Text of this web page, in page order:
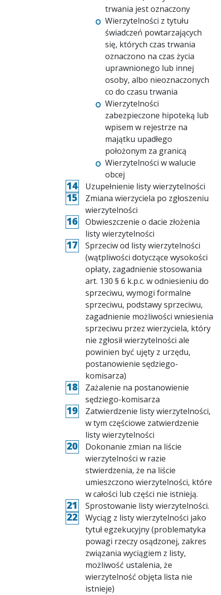
trwania jest oznaczony
Wierzytelności z tytułu
świadczeń powtarzających
się, których czas trwania
oznaczono na czas życia
uprawnionego lub innej
osoby, albo nieoznaczonych
co do czasu trwania
Wierzytelności
zabezpieczone hipoteką lub
wpisem w rejestrze na
majątku upadłego
położonym za granicą
Wierzytelności w walucie
obcej
Uzupełnienie listy wierzytelności
Zmiana wierzyciela po zgłoszeniu
wierzytelności
Obwieszczenie o dacie złożenia
listy wierzytelności
Sprzeciw od listy wierzytelności
(wątpliwości dotyczące wysokości
opłaty, zagadnienie stosowania
art. 130 § 6 k.p.c. w odniesieniu do
sprzeciwu, wymogi formalne
sprzeciwu, podstawy sprzeciwu,
zagadnienie możliwości wniesienia
sprzeciwu przez wierzyciela, który
nie zgłosił wierzytelności ale
powinien być ujęty z urzędu,
postanowienie sędziego-
komisarza)
Zażalenie na postanowienie
sędziego-komisarza
Zatwierdzenie listy wierzytelności,
w tym częściowe zatwierdzenie
listy wierzytelności
Dokonanie zmian na liście
wierzytelności w razie
stwierdzenia, że na liście
umieszczono wierzytelności, które
w całości lub części nie istnieją.
Sprostowanie listy wierzytelności.
Wyciąg z listy wierzytelności jako
tytuł egzekucyjny (problematyka
powagi rzeczy osądzonej, zakres
związania wyciągiem z listy,
możliwość ustalenia, że
wierzytelność objęta lista nie
istnieje)